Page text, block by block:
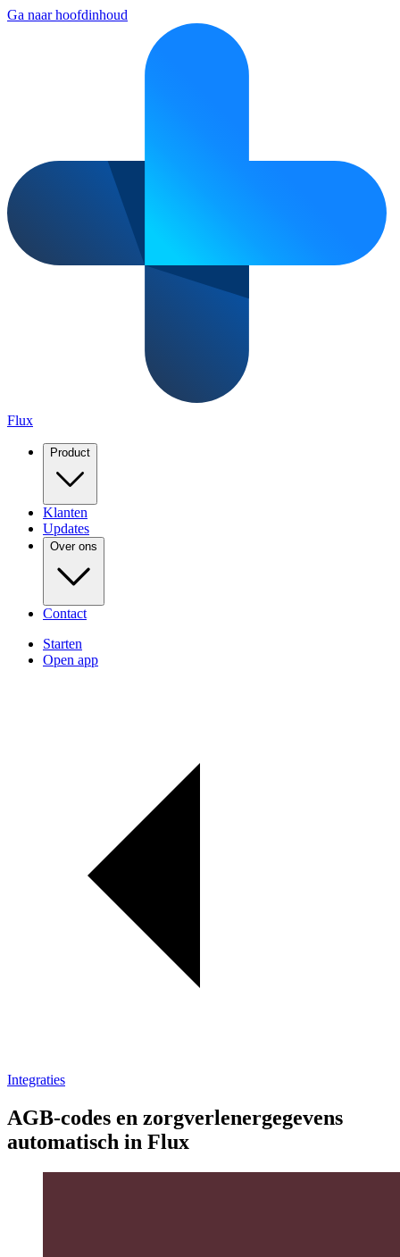
Ga naar hoofdinhoud
Flux
Product
Klanten
Updates
Over ons
Contact
Starten
Open app
Integraties
AGB-codes en zorgverlenergegevens
automatisch in Flux